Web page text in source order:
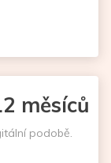
měsíců
podobě.